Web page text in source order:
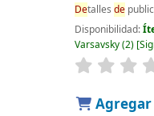
Detalles de
Disponibilidad:
Varsavsky(2)